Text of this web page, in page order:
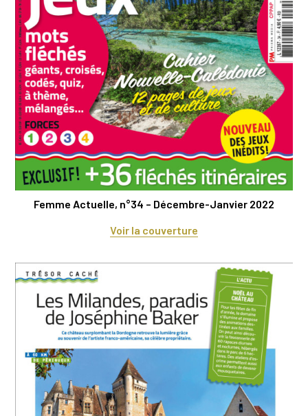
Femme Actuelle, n°34 – Décembre-Janvier 2022
Voir la couverture